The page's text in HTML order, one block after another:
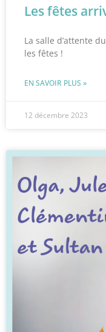
Les fêtes
La salle d’attente
les fêtes !
EN SAVOIR PLUS »
12 décembre 2023